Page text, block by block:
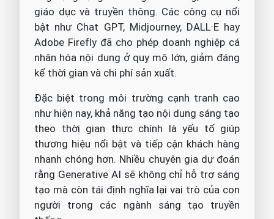
giáo dục và truyền thông. Các công cụ nổi
bật như Chat GPT, Midjourney, DALL·E hay
Adobe Firefly đã cho phép doanh nghiệp cá
nhân hóa nội dung ở quy mô lớn, giảm đáng
kể thời gian và chi phí sản xuất.
Đặc biệt trong môi trường cạnh tranh cao
như hiện nay, khả năng tạo nội dung sáng tạo
theo thời gian thực chính là yếu tố giúp
thương hiệu nổi bật và tiếp cận khách hàng
nhanh chóng hơn. Nhiều chuyên gia dự đoán
rằng Generative AI sẽ không chỉ hỗ trợ sáng
tạo mà còn tái định nghĩa lại vai trò của con
người trong các ngành sáng tạo truyền